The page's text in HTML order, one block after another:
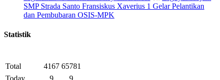
SMP Strada Santo Fransiskus Xaverius 1 Gelar Pelantikan
dan Pembubaran OSIS-MPK
Statistik
Total 4167 65781
Today
9 9